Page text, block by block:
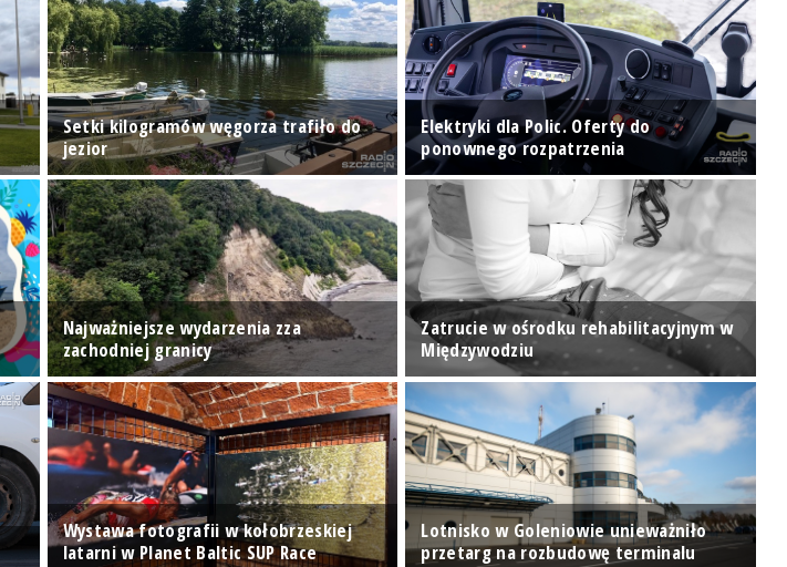
Setki kilogramów węgorza trafiło do
jezior
Elektryki dla Polic. Oferty do
ponownego rozpatrzenia
Najważniejsze wydarzenia zza
zachodniej granicy
Zatrucie w ośrodku rehabilitacyjnym w
Międzywodziu
Wystawa fotografii w kołobrzeskiej
latarni w Planet Baltic SUP Race
Lotnisko w Goleniowie unieważniło
przetarg na rozbudowę terminalu